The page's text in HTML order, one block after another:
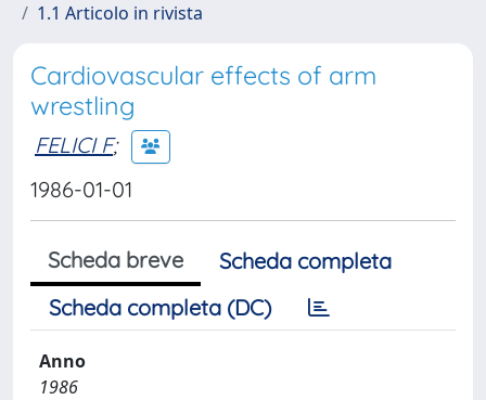
1.1 Articolo in rivista
Cardiovascular effects of arm
wrestling
FELICI F;
1986-01-01
Scheda breve
Scheda completa
Scheda completa (DC)
Anno
1986